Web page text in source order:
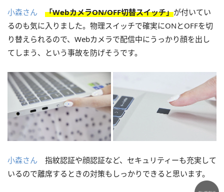
小森さん 「WebカメラON/OFF切替スイッチ」が付いてい
るのも気に入りました。物理スイッチで確実にONとOFFを切
り替えられるので、Webカメラで配信中にうっかり顔を出し
てしまう、という事故を防げそうです。
小森さん
指紋認証や顔認証など、セキュリティーも充実して
いるので離席するときの対策もしっかりできると思います。